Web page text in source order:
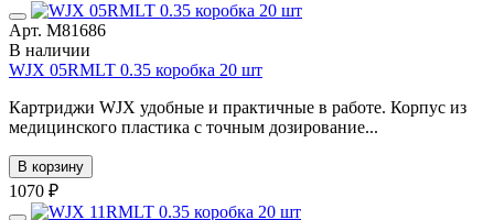
Арт. М81686
В наличии
WJX 05RMLT 0.35 коробка 20 шт
Картриджи WJX удобные и практичные в работе. Корпус из
медицинского пластика с точным дозирование...
В корзину
1070 ₽